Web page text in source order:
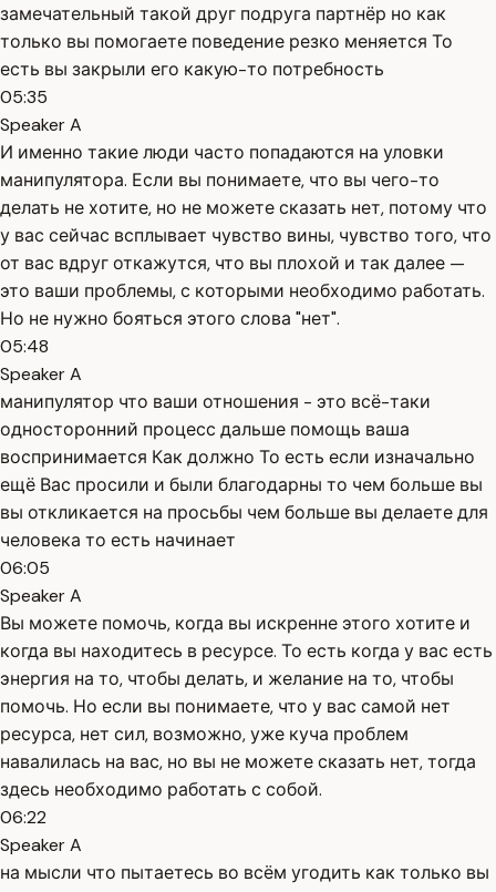
замечательный такой друг подруга партнёр но как
только вы помогаете поведение резко меняется То
есть вы закрыли его какую-то потребность
05:35
Speaker A
И именно такие люди часто попадаются на уловки
манипулятора. Если вы понимаете, что вы чего-то
делать не хотите, но не можете сказать нет, потому что
у вас сейчас всплывает чувство вины, чувство того, что
от вас вдруг откажутся, что вы плохой и так далее —
это ваши проблемы, с которыми необходимо работать.
Но не нужно бояться этого слова "нет".
05:48
Speaker A
манипулятор что ваши отношения - это всё-таки
односторонний процесс дальше помощь ваша
воспринимается Как должно То есть если изначально
ещё Вас просили и были благодарны то чем больше вы
вы откликается на просьбы чем больше вы делаете для
человека то есть начинает
06:05
Speaker A
Вы можете помочь, когда вы искренне этого хотите и
когда вы находитесь в ресурсе. То есть когда у вас есть
энергия на то, чтобы делать, и желание на то, чтобы
помочь. Но если вы понимаете, что у вас самой нет
ресурса, нет сил, возможно, уже куча проблем
навалилась на вас, но вы не можете сказать нет, тогда
здесь необходимо работать с собой.
06:22
Speaker A
на мысли что пытаетесь во всём угодить как только вы